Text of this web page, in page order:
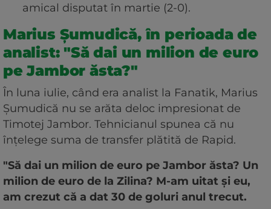
amical disputat în martie (2-0).
Marius Șumudică, în perioada de
analist: "Să dai un milion de euro
pe Jambor ăsta?"
În luna iulie, când era analist la Fanatik, Marius
Șumudică nu se arăta deloc impresionat de
Timotej Jambor. Tehnicianul spunea că nu
înțelege suma de transfer plătită de Rapid.
"Să dai un milion de euro pe Jambor ăsta? Un
milion de euro de la Zilina? M-am uitat și eu,
am crezut că a dat 30 de goluri anul trecut.